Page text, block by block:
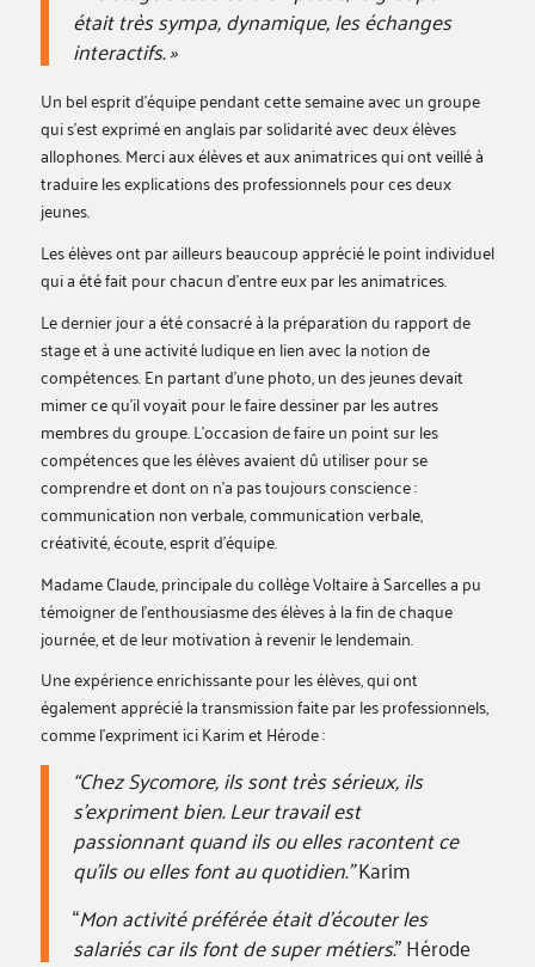
était très sympa, dynamique, les échanges
interactifs. »
Un bel esprit d’équipe pendant cette semaine avec un groupe
qui s’est exprimé en anglais par solidarité avec deux élèves
allophones. Merci aux élèves et aux animatrices qui ont veillé à
traduire les explications des professionnels pour ces deux
jeunes.
Les élèves ont par ailleurs beaucoup apprécié le point individuel
qui a été fait pour chacun d’entre eux par les animatrices.
Le dernier jour a été consacré à la préparation du rapport de
stage et à une activité ludique en lien avec la notion de
compétences. En partant d’une photo, un des jeunes devait
mimer ce qu’il voyait pour le faire dessiner par les autres
membres du groupe. L’occasion de faire un point sur les
compétences que les élèves avaient dû utiliser pour se
comprendre et dont on n’a pas toujours conscience :
communication non verbale, communication verbale,
créativité, écoute, esprit d’équipe.
Madame Claude, principale du collège Voltaire à Sarcelles a pu
témoigner de l’enthousiasme des élèves à la fin de chaque
journée, et de leur motivation à revenir le lendemain.
Une expérience enrichissante pour les élèves, qui ont
également apprécié la transmission faite par les professionnels,
comme l’expriment ici Karim et Hérode :
“Chez Sycomore, ils sont très sérieux, ils
s’expriment bien. Leur travail est
passionnant quand ils ou elles racontent ce
qu’ils ou elles font au quotidien.”Karim
“Mon activité préférée était d’écouter les
salariés car ils font de super métiers.” Hérode